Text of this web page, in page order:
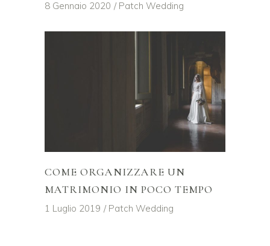
8 Gennaio 2020 Patch Wedding
COME ORGANIZZARE UN
MATRIMONIO IN POCO TEMPO
1 Luglio 2019 Patch Wedding